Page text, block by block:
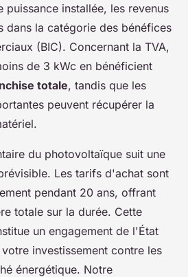
puissance installée, les revenus
dans la catégorie des bénéfices
(BIC). Concernant la TVA,
de 3 kWc en bénéficient
totale, tandis que les
peuvent récupérer la
du photovoltaïque suit une
Les tarifs d'achat sont
pendant 20 ans, offrant
totale sur la durée. Cette
un engagement de l'État
investissement contre les
énergétique. Notre